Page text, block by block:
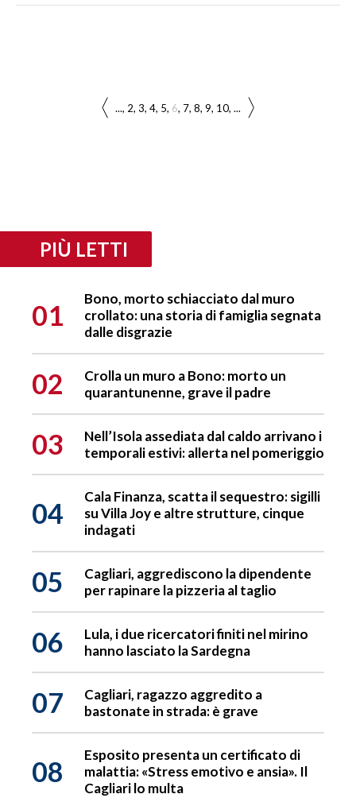
... 2 3 4 5 6 7 8 9 10 ...
PIÙ LETTI
01
Bono, morto schiacciato dal muro
crollato: una storia di famiglia segnata
dalle disgrazie
02
Crolla un muro a Bono: morto un
quarantunenne, grave il padre
03
Nell’Isola assediata dal caldo arrivano i
temporali estivi: allerta nel pomeriggio
04
Cala Finanza, scatta il sequestro: sigilli
su Villa Joy e altre strutture, cinque
indagati
05
Cagliari, aggrediscono la dipendente
per rapinare la pizzeria al taglio
06
Lula, i due ricercatori finiti nel mirino
hanno lasciato la Sardegna
07
Cagliari, ragazzo aggredito a
bastonate in strada: è grave
08
Esposito presenta un certificato di
malattia: «Stress emotivo e ansia». Il
Cagliari lo multa